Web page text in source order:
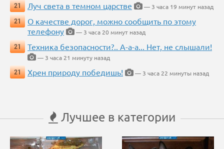
21
Луч света в темном царстве
— 3 часа 19 минут назад
21
О качестве дорог, можно сообщить по этому
телефону
— 3 часа 20 минут назад
21
Техника безопасности?.. А-а-а... Нет, не слышали!
— 3 часа 21 минуту назад
21
Хрен природу победишь! — 3 часа 22 минуты назад
Лучшее в категории